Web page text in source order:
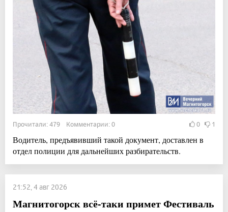
Прочитали: 479 Комментарии: 0 0 1
Водитель, предъявивший такой документ, доставлен в
отдел полиции для дальнейших разбирательств.
21:52, 4 авг 2026
Магнитогорск всё-таки примет Фестиваль